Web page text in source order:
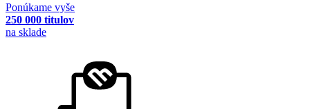
Ponúkame vyše
250 000 titulov
na sklade